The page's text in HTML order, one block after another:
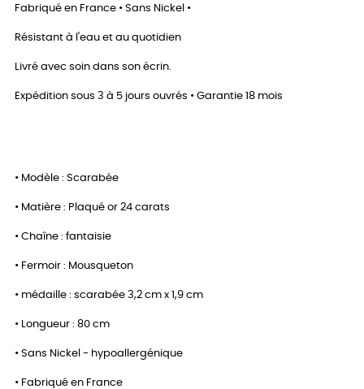
Fabriqué en France • Sans Nickel •
Résistant à l'eau et au quotidien
Livré avec soin dans son écrin.
Expédition sous 3 à 5 jours ouvrés • Garantie 18 mois
• Modèle : Scarabée
• Matière : Plaqué or 24 carats
• Chaîne : fantaisie
• Fermoir : Mousqueton
• médaille : scarabée 3,2 cm x 1,9 cm
• Longueur : 80 cm
• Sans Nickel - hypoallergénique
• Fabriqué en France